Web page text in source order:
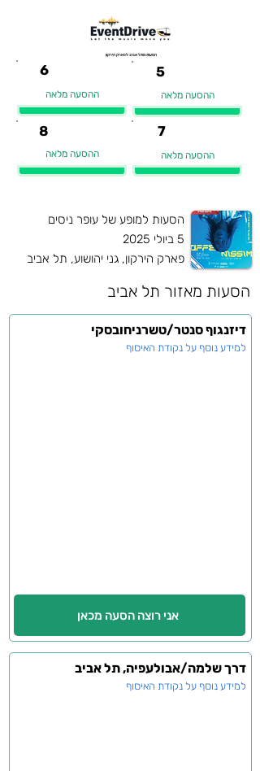
הסעות מתל אביב לפארק הירקון
6
ההסעה מלאה
5
ההסעה מלאה
8
ההסעה מלאה
7
ההסעה מלאה
הסעות למופע של עופר ניסים
5 ביולי 2025
פארק הירקון, גני יהושוע, תל אביב
תל אביב הסעות מאזור
דיזנגוף סנטר/טשרניחובסקי
למידע נוסף על נקודת האיסוף
אני רוצה הסעה מכאן
דרך שלמה/אבולעפיה, תל אביב
למידע נוסף על נקודת האיסוף